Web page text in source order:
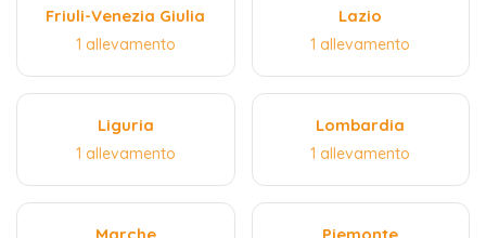
Friuli-Venezia Giulia
1 allevamento
Lazio
1 allevamento
Liguria
1 allevamento
Lombardia
1 allevamento
Marche Piemonte